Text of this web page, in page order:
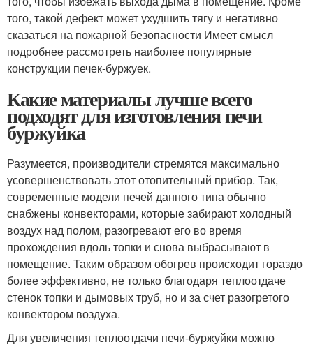
того, такой дефект может ухудшить тягу и негативно
сказаться на пожарной безопасности Имеет смысл
подробнее рассмотреть наиболее популярные
конструкции печек-буржуек.
Какие материалы лучше всего
подходят для изготовления печи
буржуйка
Разумеется, производители стремятся максимально
усовершенствовать этот отопительный прибор. Так,
современные модели печей данного типа обычно
снабжены конвекторами, которые забирают холодный
воздух над полом, разогревают его во время
прохождения вдоль топки и снова выбрасывают в
помещение. Таким образом обогрев происходит гораздо
более эффективно, не только благодаря теплоотдаче
стенок топки и дымовых труб, но и за счет разогретого
конвектором воздуха.
Для увеличения теплоотдачи печи-буржуйки можно